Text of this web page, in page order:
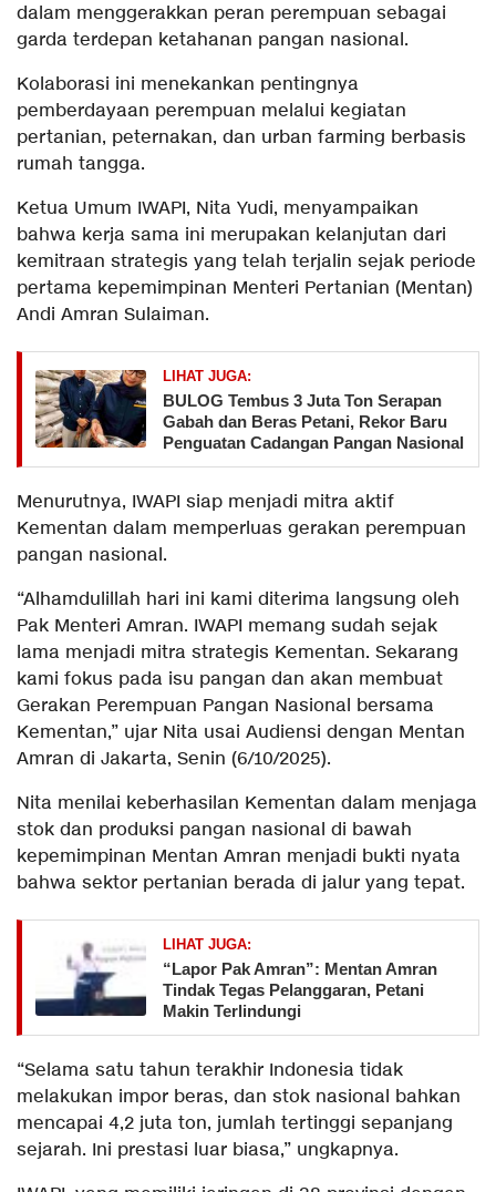
dalam menggerakkan peran perempuan sebagai
garda terdepan ketahanan pangan nasional.
Kolaborasi ini menekankan pentingnya
pemberdayaan perempuan melalui kegiatan
pertanian, peternakan, dan urban farming berbasis
rumah tangga.
Ketua Umum IWAPI, Nita Yudi, menyampaikan
bahwa kerja sama ini merupakan kelanjutan dari
kemitraan strategis yang telah terjalin sejak periode
pertama kepemimpinan Menteri Pertanian (Mentan)
Andi Amran Sulaiman.
LIHAT JUGA:
BULOG Tembus 3 Juta Ton Serapan
Gabah dan Beras Petani, Rekor Baru
Penguatan Cadangan Pangan Nasional
Menurutnya, IWAPI siap menjadi mitra aktif
Kementan dalam memperluas gerakan perempuan
pangan nasional.
“Alhamdulillah hari ini kami diterima langsung oleh
Pak Menteri Amran. IWAPI memang sudah sejak
lama menjadi mitra strategis Kementan. Sekarang
kami fokus pada isu pangan dan akan membuat
Gerakan Perempuan Pangan Nasional bersama
Kementan,” ujar Nita usai Audiensi dengan Mentan
Amran di Jakarta, Senin (6/10/2025).
Nita menilai keberhasilan Kementan dalam menjaga
stok dan produksi pangan nasional di bawah
kepemimpinan Mentan Amran menjadi bukti nyata
bahwa sektor pertanian berada di jalur yang tepat.
LIHAT JUGA:
“Lapor Pak Amran”: Mentan Amran
Tindak Tegas Pelanggaran, Petani
Makin Terlindungi
“Selama satu tahun terakhir Indonesia tidak
melakukan impor beras, dan stok nasional bahkan
mencapai 4,2 juta ton, jumlah tertinggi sepanjang
sejarah. Ini prestasi luar biasa,” ungkapnya.